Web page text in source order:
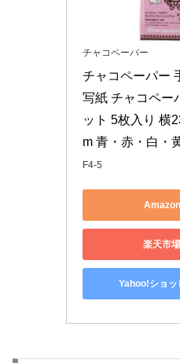
チャコペーパー
チャコペーパー
写紙 チャコペー
ット 5枚入り 横
m 青・赤・白・
F4-5
楽天市
Yahoo!ショッ